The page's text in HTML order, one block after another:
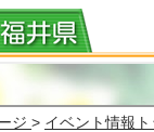
ジ > イベント情報